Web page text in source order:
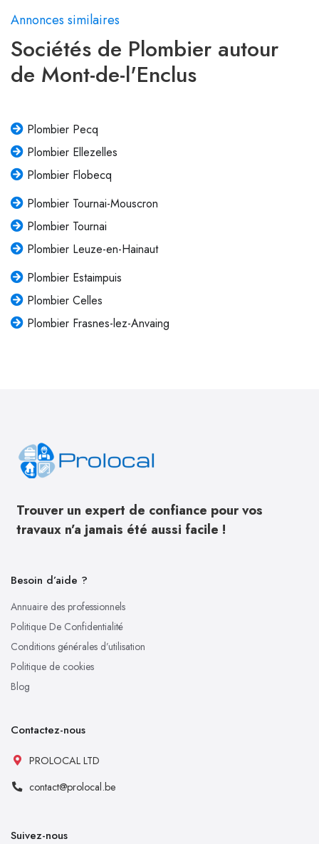
Annonces similaires
Sociétés de Plombier autour
de Mont-de-l'Enclus
Plombier Pecq
Plombier Ellezelles
Plombier Flobecq
Plombier Tournai-Mouscron
Plombier Tournai
Plombier Leuze-en-Hainaut
Plombier Estaimpuis
Plombier Celles
Plombier Frasnes-lez-Anvaing
Trouver un expert de confiance pour vos
travaux n’a jamais été aussi facile !
Besoin d’aide ?
Annuaire des professionnels
Politique De Confidentialité
Conditions générales d’utilisation
Politique de cookies
Blog
Contactez-nous
PROLOCAL LTD
contact@prolocal.be
Suivez-nous